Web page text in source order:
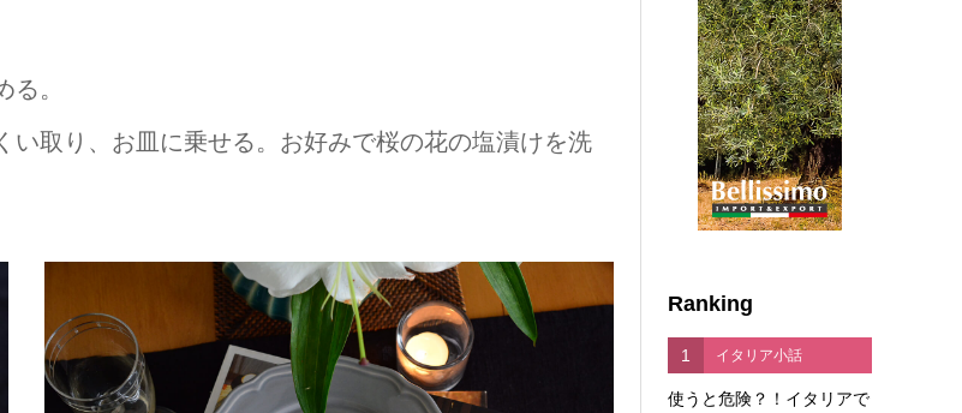
。
取り、お皿に乗せる。お好みで桜の花の塩漬けを洗
Ranking
1 イタリア小話
使うと危険？！イタリアで